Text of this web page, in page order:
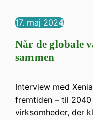
17. maj 2024
Når de globale
sammen
Interview med
fremtiden – til
virksomheder, der